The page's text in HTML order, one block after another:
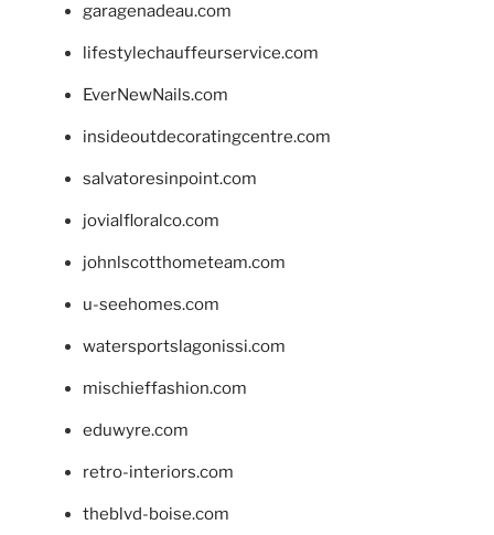
garagenadeau.com
lifestylechauffeurservice.com
EverNewNails.com
insideoutdecoratingcentre.com
salvatoresinpoint.com
jovialfloralco.com
johnlscotthometeam.com
u-seehomes.com
watersportslagonissi.com
mischieffashion.com
eduwyre.com
retro-interiors.com
theblvd-boise.com